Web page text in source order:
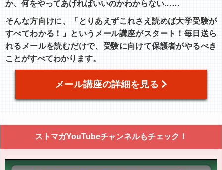
か、何をやってあげればいいのかわからない……
そんな方向けに、「とりあえずこれさえ読めば大学受験が
すべてわかる！」というメール講座がスタート！毎日送ら
れるメールを読むだけで、受験に向けて保護者がやるべき
ことがすべてわかります。
メール講座の詳細を見る
ストマガYouTubeチャンネルもチェック！